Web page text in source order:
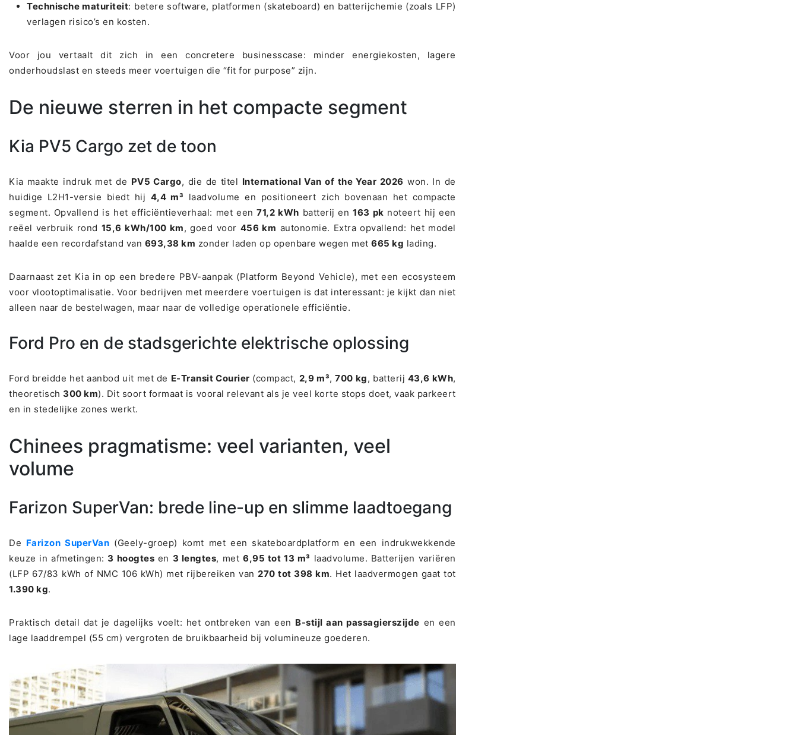
Technische maturiteit: betere software, platformen (skateboard) en batterijchemie (zoals LFP)
verlagen risico’s en kosten.
Voor jou vertaalt dit zich in een concretere businesscase: minder energiekosten, lagere
onderhoudslast en steeds meer voertuigen die “fit for purpose” zijn.
De nieuwe sterren in het compacte segment
Kia PV5 Cargo zet de toon
Kia maakte indruk met de PV5 Cargo, die de titel International Van of the Year 2026 won. In de
huidige L2H1-versie biedt hij 4,4 m³ laadvolume en positioneert zich bovenaan het compacte
segment. Opvallend is het efficiëntieverhaal: met een71,2 kWh batterij en163 pk noteert hij een
reëel verbruik rond 15,6 kWh/100 km, goed voor 456 km autonomie. Extra opvallend: het model
haalde een recordafstand van 693,38 km zonder laden op openbare wegen met 665 kg lading.
Daarnaast zet Kia in op een bredere PBV-aanpak (Platform Beyond Vehicle), met een ecosysteem
voor vlootoptimalisatie. Voor bedrijven met meerdere voertuigen is dat interessant: je kijkt dan niet
alleen naar de bestelwagen, maar naar de volledige operationele efficiëntie.
Ford Pro en de stadsgerichte elektrische oplossing
Ford breidde het aanbod uit met de E-Transit Courier (compact, 2,9 m³,700 kg, batterij 43,6 kWh,
theoretisch 300 km). Dit soort formaat is vooral relevant als je veel korte stops doet, vaak parkeert
en in stedelijke zones werkt.
Chinees pragmatisme: veel varianten, veel
volume
Farizon SuperVan: brede line-up en slimme laadtoegang
De Farizon SuperVan (Geely-groep) komt met een skateboardplatform en een indrukwekkende
keuze in afmetingen: 3 hoogtes en 3 lengtes, met6,95 tot 13 m³ laadvolume. Batterijen variëren
(LFP 67/83 kWh of NMC 106 kWh) met rijbereiken van270 tot 398 km. Het laadvermogen gaat tot
1.390 kg.
Praktisch detail dat je dagelijks voelt: het ontbreken van een B-stijl aan passagierszijde en een
lage laaddrempel (55 cm) vergroten de bruikbaarheid bij volumineuze goederen.